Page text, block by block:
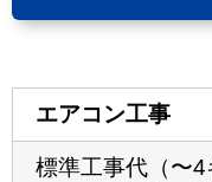
エアコン工事
標準工事代（〜4